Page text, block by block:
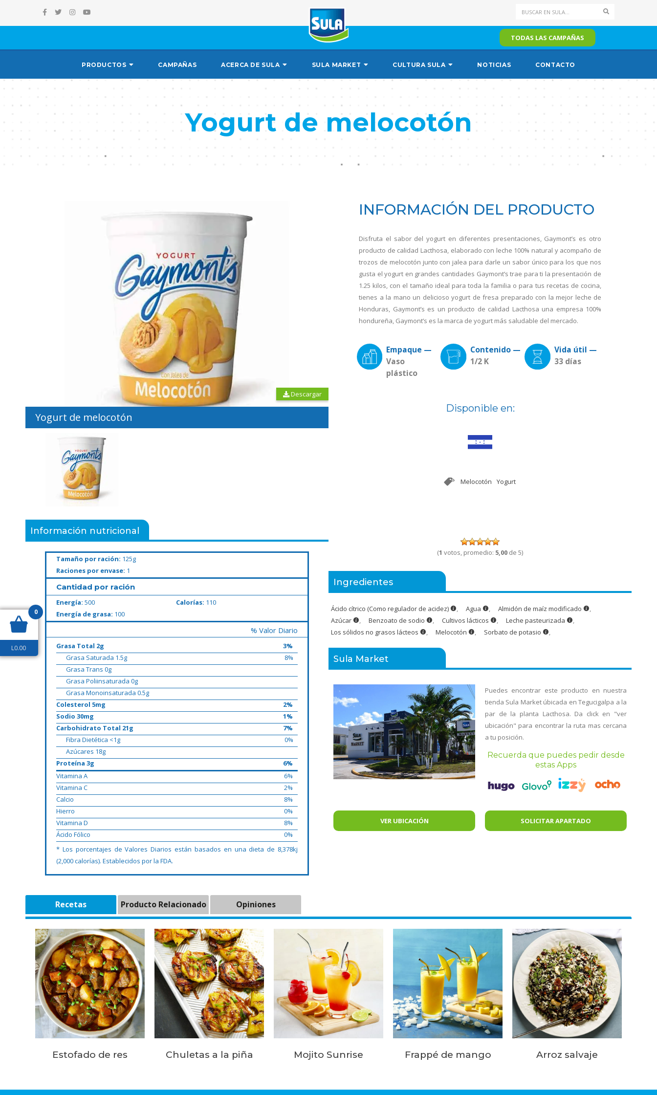
Search
TODAS LAS CAMPAÑAS
PRODUCTOS CAMPAÑAS ACERCA DE SULA SULA MARKET CULTURA SULA NOTICIAS CONTACTO
Yogurt de melocotón
Yogurt de melocotón
Descargar
Información nutricional
Tamaño por ración: 125g
Raciones por envase: 1
Cantidad por ración
Energía: 500 Calorías: 110
Energía de grasa: 100
% Valor Diario
Grasa Total 2g
3%
Grasa Saturada 1.5g
8%
Grasa Trans 0g
Grasa Poliinsaturada 0g
Grasa Monoinsaturada 0.5g
Colesterol 5mg
2%
Sodio 30mg
1%
Carbohidrato Total 21g
7%
Fibra Dietética <1g
0%
Azúcares 18g
Proteína 3g
6%
Vitamina A
6%
Vitamina C
2%
Calcio
8%
Hierro
0%
Vitamina D
8%
Ácido Fólico
0%
* Los porcentajes de Valores Diarios están basados en una dieta de 8,378kj
(2,000 calorías). Establecidos por la FDA.
INFORMACIÓN DEL PRODUCTO
Disfruta el sabor del yogurt en diferentes presentaciones, Gaymont’s es otro
producto de calidad Lacthosa, elaborado con leche 100% natural y acompaño de
trozos de melocotón junto con jalea para darle un sabor único para los que nos
gusta el yogurt en grandes cantidades Gaymont’s trae para ti la presentación de
1.25 kilos, con el tamaño ideal para toda la familia o para tus recetas de cocina,
tienes a la mano un delicioso yogurt de fresa preparado con la mejor leche de
Honduras, Gaymont’s es un producto de calidad Lacthosa una empresa 100%
hondureña, Gaymont’s es la marca de yogurt más saludable del mercado.
Empaque —
Vaso
plástico
Contenido —
1/2 K
Vida útil —
33 días
Disponible en:
Melocotón Yogurt
(1 votos, promedio: 5,00 de 5)
Ingredientes
Ácido cítrico (Como regulador de acidez) , Agua , Almidón de maíz modificado
,
Azúcar
, Benzoato de sodio , Cultivos lácticos , Leche pasteurizada
,
Los sólidos no grasos lácteos
, Melocotón , Sorbato de potasio ,
Sula Market
Puedes encontrar este producto en nuestra
tienda Sula Market úbicada en Tegucigalpa a la
par de la planta Lacthosa. Da click en "ver
ubicación" para encontrar la ruta mas cercana
a tu posición.
Recuerda que puedes pedir desde
estas Apps
VER UBICACIÓN SOLICITAR APARTADO
Recetas Producto Relacionado Opiniones
Estofado de res Chuletas a la piña Mojito Sunrise Frappé de mango Arroz salvaje
0
L0.00